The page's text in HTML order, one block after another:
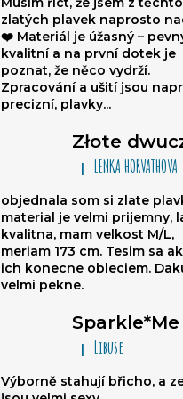
zlatých plavek naprosto
❤️ Materiál je úžasný –
kvalitní a na první dotek je
poznat, že něco vydrží.
Zpracování a ušití jsou
precizní, plavky...
Ocena produktu
| LENKA HORVATHOVA
objednala som si zlate
material je velmi prijemny,
kvalitna, mam velkost M/L,
meriam 173 cm. Tesim sa
ich konecne obleciem.
velmi pekne.
Ocena produktu
| Libuse
Výborně stahují břicho, a